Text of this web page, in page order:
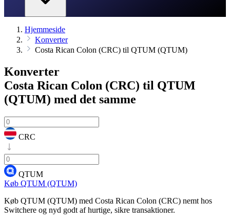
Hjemmeside
Konverter
Costa Rican Colon (CRC) til QTUM (QTUM)
Konverter
Costa Rican Colon (CRC) til QTUM
(QTUM) med det samme
CRC
QTUM
Køb QTUM (QTUM)
Køb QTUM (QTUM) med Costa Rican Colon (CRC) nemt hos
Switchere og nyd godt af hurtige, sikre transaktioner.